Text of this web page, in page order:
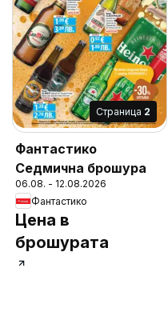
Cтраница 2
Фантастико
Седмична брошура
06.08. - 12.08.2026
Фантастико
Цена в
брошурата